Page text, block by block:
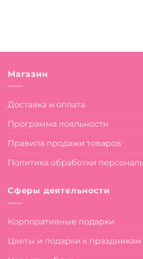
Магазин
Доставка и оплата
Программа лояльности
Правила продажи товаров
Политика обработки
Сферы деятельности
Корпоративные подарки
Цветы и подарки к праздникам